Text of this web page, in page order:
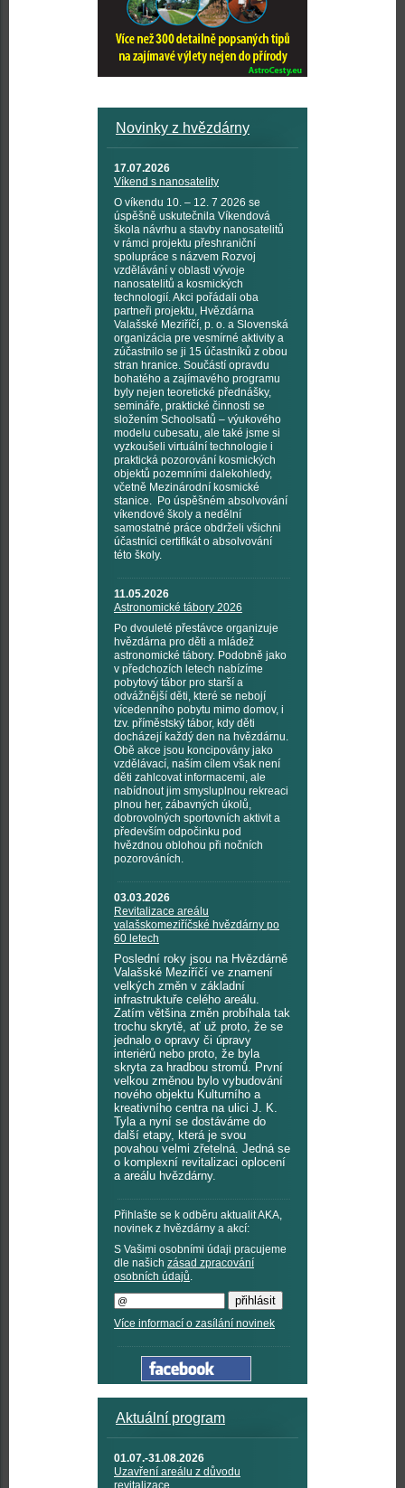
Novinky z hvězdárny
17.07.2026
Víkend s nanosatelity
O víkendu 10. – 12. 7 2026 se
úspěšně uskutečnila Víkendová
škola návrhu a stavby nanosatelitů
v rámci projektu přeshraniční
spolupráce s názvem Rozvoj
vzdělávání v oblasti vývoje
nanosatelitů a kosmických
technologií. Akci pořádali oba
partneři projektu, Hvězdárna
Valašské Meziříčí, p. o. a Slovenská
organizácia pre vesmírné aktivity a
zúčastnilo se ji 15 účastníků z obou
stran hranice. Součástí opravdu
bohatého a zajímavého programu
byly nejen teoretické přednášky,
semináře, praktické činnosti se
složením Schoolsatů – výukového
modelu cubesatu, ale také jsme si
vyzkoušeli virtuální technologie i
praktická pozorování kosmických
objektů pozemními dalekohledy,
včetně Mezinárodní kosmické
stanice. Po úspěšném absolvování
víkendové školy a nedělní
samostatné práce obdrželi všichni
účastníci certifikát o absolvování
této školy.
11.05.2026
Astronomické tábory 2026
Po dvouleté přestávce organizuje
hvězdárna pro děti a mládež
astronomické tábory. Podobně jako
v předchozích letech nabízíme
pobytový tábor pro starší a
odvážnější děti, které se nebojí
vícedenního pobytu mimo domov, i
tzv. příměstský tábor, kdy děti
docházejí každý den na hvězdárnu.
Obě akce jsou koncipovány jako
vzdělávací, naším cílem však není
děti zahlcovat informacemi, ale
nabídnout jim smysluplnou rekreaci
plnou her, zábavných úkolů,
dobrovolných sportovních aktivit a
především odpočinku pod
hvězdnou oblohou při nočních
pozorováních.
03.03.2026
Revitalizace areálu
valašskomeziříčské hvězdárny po
60 letech
Poslední roky jsou na Hvězdárně
Valašské Meziříčí ve znamení
velkých změn v základní
infrastruktuře celého areálu.
Zatím většina změn probíhala tak
trochu skrytě, ať už proto, že se
jednalo o opravy či úpravy
interiérů nebo proto, že byla
skryta za hradbou stromů. První
velkou změnou bylo vybudování
nového objektu Kulturního a
kreativního centra na ulici J. K.
Tyla a nyní se dostáváme do
další etapy, která je svou
povahou velmi zřetelná. Jedná se
o komplexní revitalizaci oplocení
a areálu hvězdárny.
Přihlašte se k odběru aktualit AKA,
novinek z hvězdárny a akcí:
S Vašimi osobními údaji pracujeme
dle našich zásad zpracování
osobních údajů.
Více informací o zasílání novinek
Aktuální program
01.07.-31.08.2026
Uzavření areálu z důvodu
revitalizace